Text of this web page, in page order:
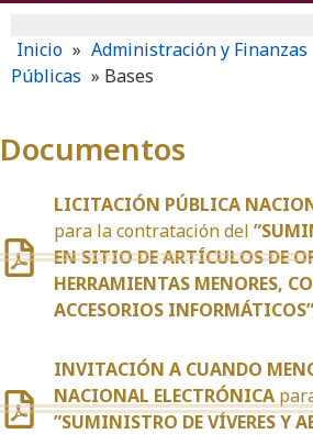
Inicio » Administración y Finanzas
Públicas » Bases
Documentos
LICITACIÓN PÚBLICA
para la contratación del
EN SITIO DE ARTÍCULOS DE
HERRAMIENTAS MENORES,
ACCESORIOS
INVITACIÓN A CUANDO
NACIONAL ELECTRÓNICA
”SUMINISTRO DE VÍVERES Y